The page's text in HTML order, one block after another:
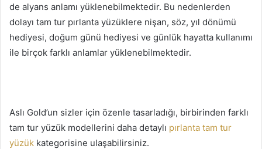
de alyans anlamı yüklenebilmektedir. Bu nedenlerden
dolayı tam tur pırlanta yüzüklere nişan, söz, yıl dönümü
hediyesi, doğum günü hediyesi ve günlük hayatta kullanımı
ile birçok farklı anlamlar yüklenebilmektedir.
Aslı Gold’un sizler için özenle tasarladığı, birbirinden farklı
tam tur yüzük modellerini daha detaylı pırlanta tam tur
yüzük kategorisine ulaşabilirsiniz.